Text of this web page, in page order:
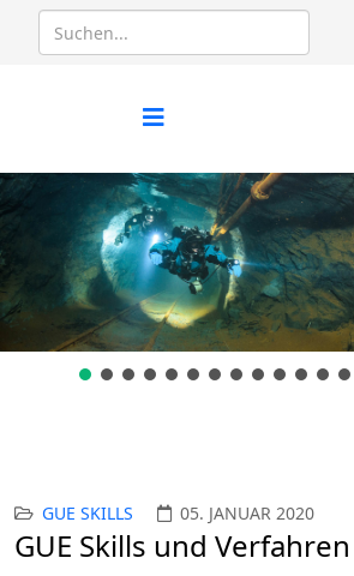
GUE SKILLS 05. JANUAR 2020
GUE Skills und Verfahren